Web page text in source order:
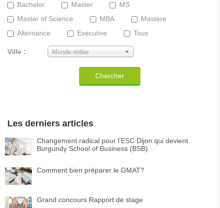
Bachelor Master
MS
Master of Science
MBA
Mastère
Alternance
Executive Tous
Ville : Monde entier
Chercher
Les derniers articles
Changement radical pour l'ESC Dijon qui devient
Burgundy School of Business (BSB)
Comment bien préparer le GMAT?
Grand concours Rapport de stage